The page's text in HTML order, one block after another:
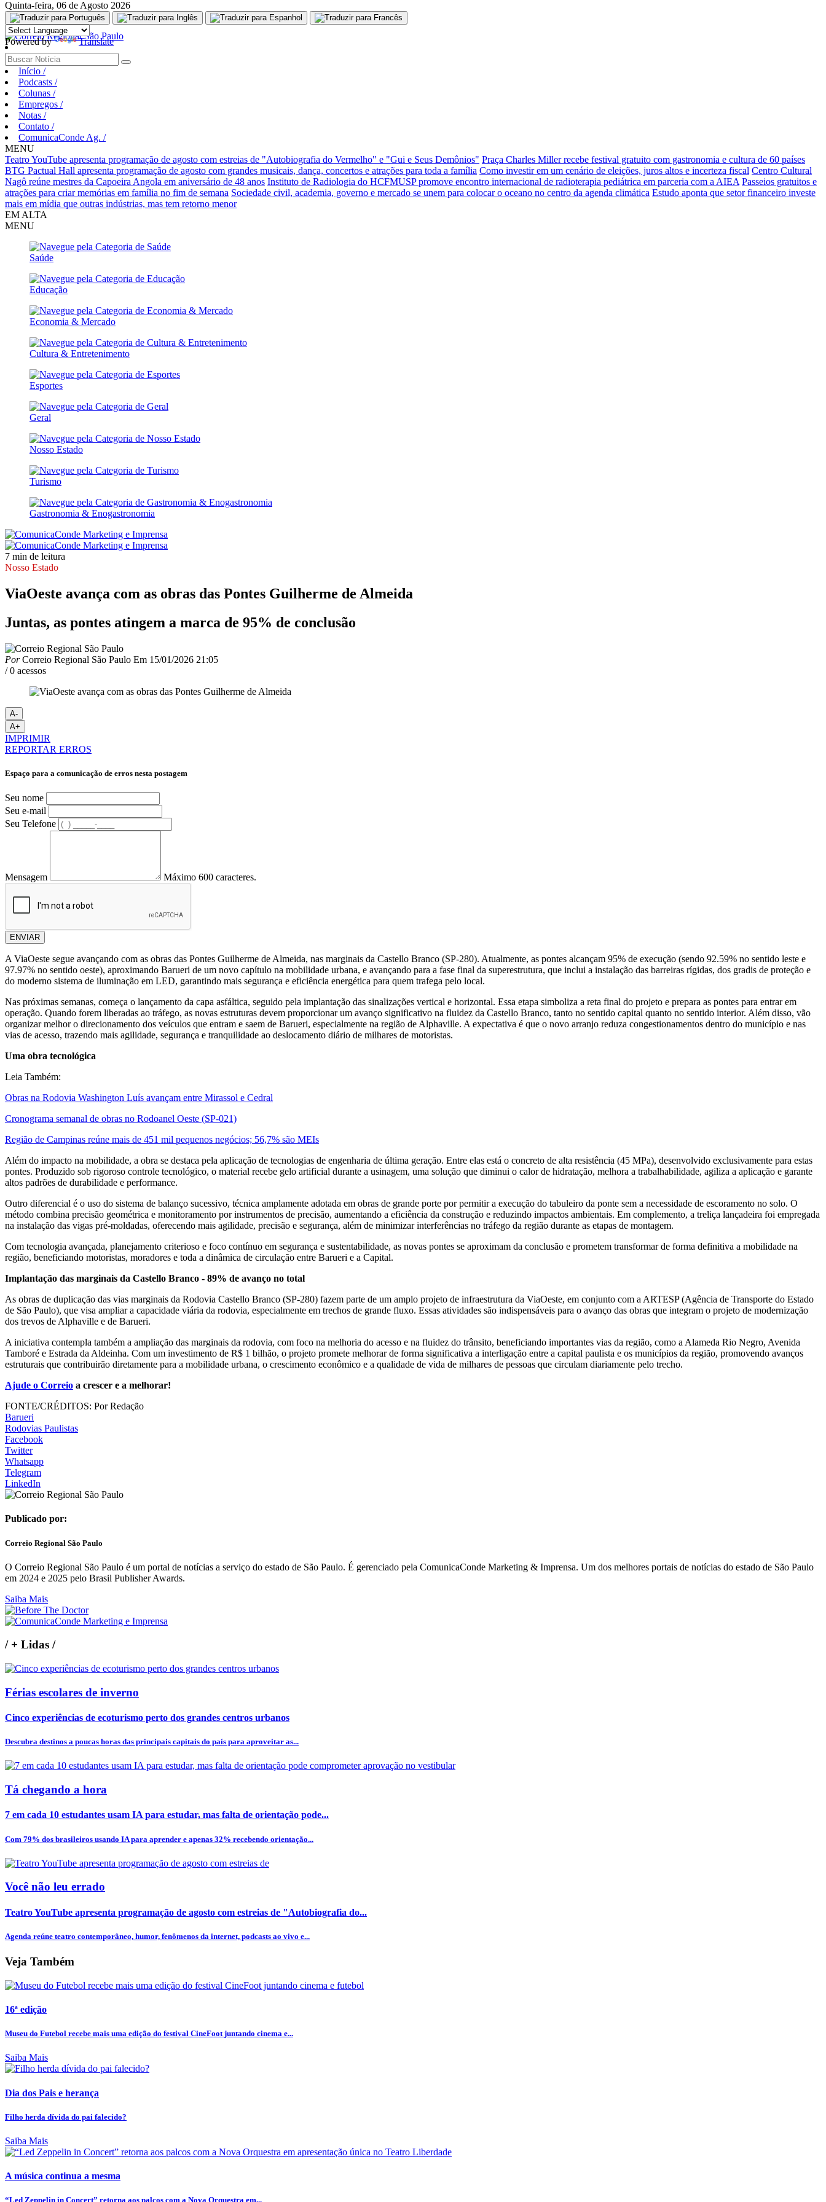
Aguarde, carregando...
Quinta-feira, 06 de Agosto 2026
Powered by Translate
Início /
Podcasts /
Colunas /
Empregos /
Notas /
Contato /
ComunicaConde Ag. /
MENU
Teatro YouTube apresenta programação de agosto com estreias de "Autobiografia do Vermelho" e "Gui e Seus Demônios" Praça Charles Miller recebe festival gratuito com gastronomia e cultura de 60 países
BTG Pactual Hall apresenta programação de agosto com grandes musicais, dança, concertos e atrações para toda a família Como investir em um cenário de eleições, juros altos e incerteza fiscal Centro Cultural
Nagô reúne mestres da Capoeira Angola em aniversário de 48 anos Instituto de Radiologia do HCFMUSP promove encontro internacional de radioterapia pediátrica em parceria com a AIEA Passeios gratuitos e
atrações para criar memórias em família no fim de semana Sociedade civil, academia, governo e mercado se unem para colocar o oceano no centro da agenda climática Estudo aponta que setor financeiro investe
mais em mídia que outras indústrias, mas tem retorno menor
EM ALTA
MENU
Saúde
Educação
Economia & Mercado
Cultura & Entretenimento
Esportes
Geral
Nosso Estado
Turismo
Gastronomia & Enogastronomia
7 min de leitura
Nosso Estado
ViaOeste avança com as obras das Pontes Guilherme de Almeida
Juntas, as pontes atingem a marca de 95% de conclusão
PorCorreio Regional São Paulo Em 15/01/2026 21:05
/ 0 acessos
A-
A+
IMPRIMIR
REPORTAR ERROS
Espaço para a comunicação de erros nesta postagem
Seu nome
Seu e-mail
Seu Telefone
Mensagem Máximo 600 caracteres.
ENVIAR
A ViaOeste segue avançando com as obras das Pontes Guilherme de Almeida, nas marginais da Castello Branco (SP-280). Atualmente, as pontes alcançam 95% de execução (sendo 92.59% no sentido leste e
97.97% no sentido oeste), aproximando Barueri de um novo capítulo na mobilidade urbana, e avançando para a fase final da superestrutura, que inclui a instalação das barreiras rígidas, dos gradis de proteção e
do moderno sistema de iluminação em LED, garantindo mais segurança e eficiência energética para quem trafega pelo local.
Nas próximas semanas, começa o lançamento da capa asfáltica, seguido pela implantação das sinalizações vertical e horizontal. Essa etapa simboliza a reta final do projeto e prepara as pontes para entrar em
operação. Quando forem liberadas ao tráfego, as novas estruturas devem proporcionar um avanço significativo na fluidez da Castello Branco, tanto no sentido capital quanto no sentido interior. Além disso, vão
organizar melhor o direcionamento dos veículos que entram e saem de Barueri, especialmente na região de Alphaville. A expectativa é que o novo arranjo reduza congestionamentos dentro do município e nas
vias de acesso, trazendo mais agilidade, segurança e tranquilidade ao deslocamento diário de milhares de motoristas.
Uma obra tecnológica
Leia Também:
Obras na Rodovia Washington Luís avançam entre Mirassol e Cedral
Cronograma semanal de obras no Rodoanel Oeste (SP-021)
Região de Campinas reúne mais de 451 mil pequenos negócios; 56,7% são MEIs
Além do impacto na mobilidade, a obra se destaca pela aplicação de tecnologias de engenharia de última geração. Entre elas está o concreto de alta resistência (45 MPa), desenvolvido exclusivamente para estas
pontes. Produzido sob rigoroso controle tecnológico, o material recebe gelo artificial durante a usinagem, uma solução que diminui o calor de hidratação, melhora a trabalhabilidade, agiliza a aplicação e garante
altos padrões de durabilidade e performance.
Outro diferencial é o uso do sistema de balanço sucessivo, técnica amplamente adotada em obras de grande porte por permitir a execução do tabuleiro da ponte sem a necessidade de escoramento no solo. O
método combina precisão geométrica e monitoramento por instrumentos de precisão, aumentando a eficiência da construção e reduzindo impactos ambientais. Em complemento, a treliça lançadeira foi empregada
na instalação das vigas pré-moldadas, oferecendo mais agilidade, precisão e segurança, além de minimizar interferências no tráfego da região durante as etapas de montagem.
Com tecnologia avançada, planejamento criterioso e foco contínuo em segurança e sustentabilidade, as novas pontes se aproximam da conclusão e prometem transformar de forma definitiva a mobilidade na
região, beneficiando motoristas, moradores e toda a dinâmica de circulação entre Barueri e a Capital.
Implantação das marginais da Castello Branco - 89% de avanço no total
As obras de duplicação das vias marginais da Rodovia Castello Branco (SP-280) fazem parte de um amplo projeto de infraestrutura da ViaOeste, em conjunto com a ARTESP (Agência de Transporte do Estado
de São Paulo), que visa ampliar a capacidade viária da rodovia, especialmente em trechos de grande fluxo. Essas atividades são indispensáveis para o avanço das obras que integram o projeto de modernização
dos trevos de Alphaville e de Barueri.
A iniciativa contempla também a ampliação das marginais da rodovia, com foco na melhoria do acesso e na fluidez do trânsito, beneficiando importantes vias da região, como a Alameda Rio Negro, Avenida
Tamboré e Estrada da Aldeinha. Com um investimento de R$ 1 bilhão, o projeto promete melhorar de forma significativa a interligação entre a capital paulista e os municípios da região, promovendo avanços
estruturais que contribuirão diretamente para a mobilidade urbana, o crescimento econômico e a qualidade de vida de milhares de pessoas que circulam diariamente pelo trecho.
Ajude o Correio a crescer e a melhorar!
FONTE/CRÉDITOS: Por Redação
Barueri
Rodovias Paulistas
Facebook
Twitter
Whatsapp
Telegram
LinkedIn
Publicado por:
Correio Regional São Paulo
O Correio Regional São Paulo é um portal de notícias a serviço do estado de São Paulo. É gerenciado pela ComunicaConde Marketing & Imprensa. Um dos melhores portais de notícias do estado de São Paulo
em 2024 e 2025 pelo Brasil Publisher Awards.
Saiba Mais
/+ Lidas /
Férias escolares de inverno
Cinco experiências de ecoturismo perto dos grandes centros urbanos
Descubra destinos a poucas horas das principais capitais do país para aproveitar as...
Tá chegando a hora
7 em cada 10 estudantes usam IA para estudar, mas falta de orientação pode...
Com 79% dos brasileiros usando IA para aprender e apenas 32% recebendo orientação...
Você não leu errado
Teatro YouTube apresenta programação de agosto com estreias de "Autobiografia do...
Agenda reúne teatro contemporâneo, humor, fenômenos da internet, podcasts ao vivo e...
Veja Também
16ª edição
Museu do Futebol recebe mais uma edição do festival CineFoot juntando cinema e...
Saiba Mais
Dia dos Pais e herança
Filho herda dívida do pai falecido?
Saiba Mais
A música continua a mesma
“Led Zeppelin in Concert” retorna aos palcos com a Nova Orquestra em...